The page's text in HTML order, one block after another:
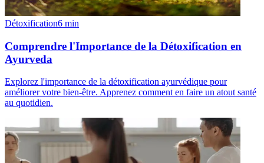
Détoxification6 min
Comprendre l'Importance de la Détoxification en
Ayurveda
Explorez l'importance de la détoxification ayurvédique pour
améliorer votre bien-être. Apprenez comment en faire un atout santé
au quotidien.